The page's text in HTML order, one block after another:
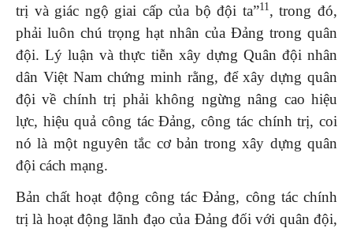
trị và giác ngộ giai cấp của bộ đội ta”11, trong đó,
phải luôn chú trọng hạt nhân của Đảng trong quân
đội. Lý luận và thực tiễn xây dựng Quân đội nhân
dân Việt Nam chứng minh rằng, để xây dựng quân
đội về chính trị phải không ngừng nâng cao hiệu
lực, hiệu quả công tác Đảng, công tác chính trị, coi
nó là một nguyên tắc cơ bản trong xây dựng quân
đội cách mạng.
Bản chất hoạt động công tác Đảng, công tác chính
trị là hoạt động lãnh đạo của Đảng đối với quân đội,